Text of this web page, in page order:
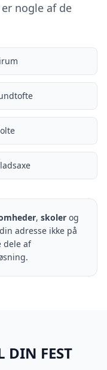
nogle af de
, skoler og
adresse ikke på
dele af
DIN FEST